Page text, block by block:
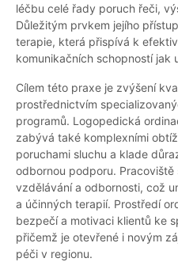
léčbu celé řady poruch řeči,
Důležitým prvkem jejího
terapie, která přispívá k
komunikačních schopností jak
Cílem této praxe je zvýšení
prostřednictvím
programů. Logopedická
zabývá také komplexními
poruchami sluchu a klade
odbornou podporu. Pracoviště
vzdělávání a odbornosti, což
a účinných terapií. Prostředí
bezpečí a motivaci klientů ke
přičemž je otevřené i novým
péči v regionu.